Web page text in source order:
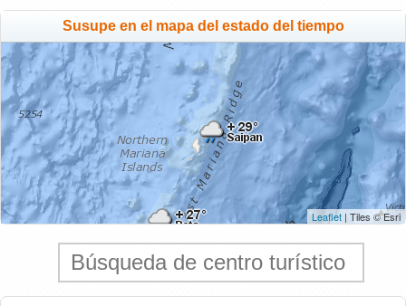
Susupe en el mapa del estado del tiempo
Leaflet | Tiles © Esri